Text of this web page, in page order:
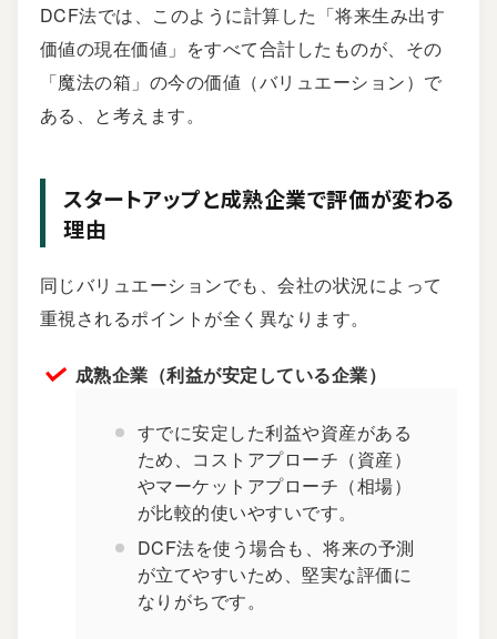
DCF法では、このように計算した「将来生み出す
価値の現在価値」をすべて合計したものが、その
「魔法の箱」の今の価値（バリュエーション）で
ある、と考えます。
スタートアップと成熟企業で評価が変わる
理由
同じバリュエーションでも、会社の状況によって
重視されるポイントが全く異なります。
成熟企業（利益が安定している企業）
すでに安定した利益や資産がある
ため、コストアプローチ（資産）
やマーケットアプローチ（相場）
が比較的使いやすいです。
DCF法を使う場合も、将来の予測
が立てやすいため、堅実な評価に
なりがちです。